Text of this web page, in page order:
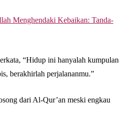
Menghendaki Kebaikan: Tanda-
“Hidup ini hanyalah kumpulan
berakhirlah perjalananmu.”
dari Al-Qur’an meski engkau